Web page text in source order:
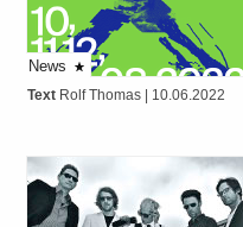
News
Text Rolf Thomas | 10.06.2022